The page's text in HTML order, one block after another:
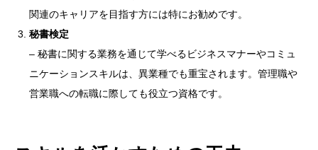
関連のキャリアを目指す方には特にお勧めです。
秘書検定
– 秘書に関する業務を通じて学べるビジネスマナーやコミュ
ニケーションスキルは、異業種でも重宝されます。管理職や
営業職への転職に際しても役立つ資格です。